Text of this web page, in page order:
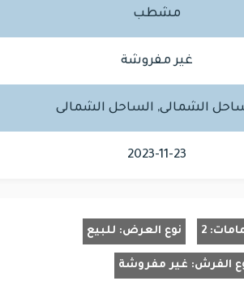
مشطب
غير مفروشة
الشمالى, الساحل الشمالى
2023-11-23
2 نوع العرض: للبيع
الفرش: غير مفروشة